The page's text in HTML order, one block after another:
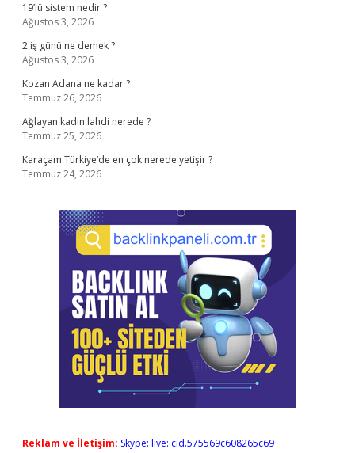
19’lü sistem nedir ?
Ağustos 3, 2026
2 iş günü ne demek ?
Ağustos 3, 2026
Kozan Adana ne kadar ?
Temmuz 26, 2026
Ağlayan kadın lahdi nerede ?
Temmuz 25, 2026
Karaçam Türkiye’de en çok nerede yetişir ?
Temmuz 24, 2026
Reklam ve İletişim: Skype: live:.cid.575569c608265c69